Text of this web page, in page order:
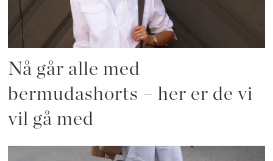
Nå går alle med
bermudashorts – her er de vi
vil gå med